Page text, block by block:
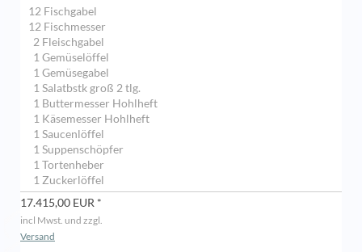
12 Fischgabel
12 Fischmesser
2 Fleischgabel
1 Gemüselöffel
1 Gemüsegabel
1 Salatbstk groß 2 tlg.
1 Buttermesser Hohlheft
1 Käsemesser Hohlheft
1 Saucenlöffel
1 Suppenschöpfer
1 Tortenheber
1 Zuckerlöffel
17.415,00 EUR *
incl Mwst. und zzgl.
Versand